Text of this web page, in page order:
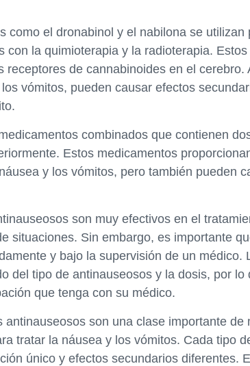
como el dronabinol y el nabilona se
con la quimioterapia y la radioterapia.
receptores de cannabinoides en el
vómitos, pueden causar efectos
combinados que contienen
Estos medicamentos
y los vómitos, pero también pueden
son muy efectivos en el
situaciones. Sin embargo, es importante
y bajo la supervisión de un médico.
del tipo de antinauseosos y la dosis, por
que tenga con su médico.
antinauseosos son una clase importante
tratar la náusea y los vómitos. Cada tipo
único y efectos secundarios diferentes.